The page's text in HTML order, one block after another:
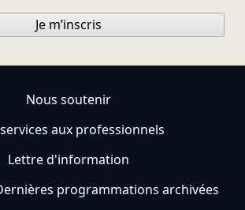
Je m’inscris
Nous soutenir
aux professionnels
Lettre d'information
programmations archivées